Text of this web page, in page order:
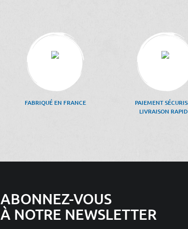
FABRIQUÉ EN FRANCE
PAIEMENT
LIVRAISON
ABONNEZ-VOUS
À NOTRE NEWSLETTER